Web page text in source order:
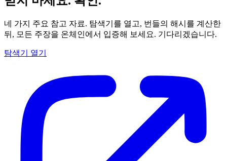
네 가지 주요 참고 자료. 탐색기를 열고, 번들의 해시를 계산한
뒤, 모든 주장을 온체인에서 입증해 보세요. 기다리겠습니다.
탐색기 열기